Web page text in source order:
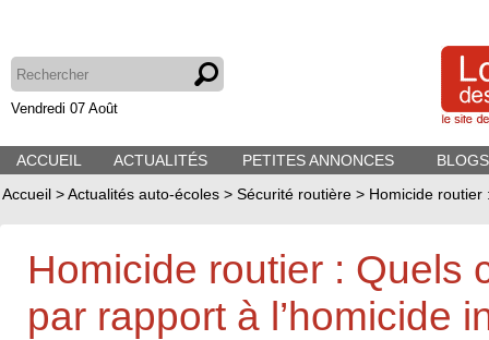
Vendredi 07 Août
ACCUEIL ACTUALITÉS PETITES ANNONCES
Accueil >Actualités auto-écoles > Sécurité routière > Homicide routier
Homicide routier : Quels
par rapport à l’homicide